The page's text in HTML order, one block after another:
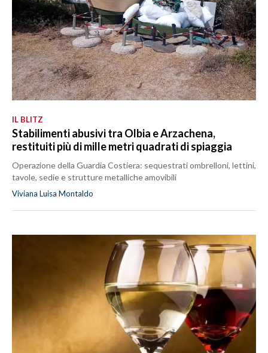
IL BLITZ
Stabilimenti abusivi tra Olbia e Arzachena,
restituiti più di mille metri quadrati di spiaggia
Operazione della Guardia Costiera: sequestrati ombrelloni, lettini,
tavole, sedie e strutture metalliche amovibili
Viviana Luisa Montaldo